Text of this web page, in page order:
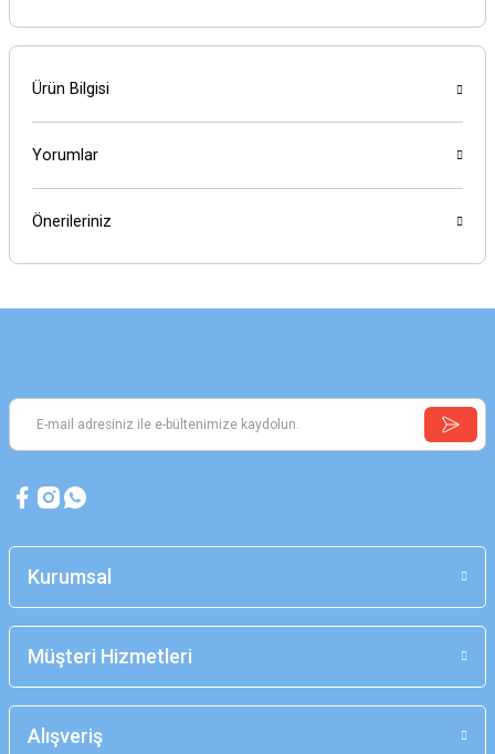
Ürün Bilgisi
Yorumlar
Önerileriniz
Kurumsal
Müşteri Hizmetleri
Alışveriş